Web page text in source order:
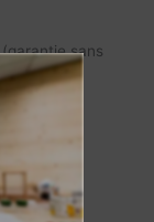
sans